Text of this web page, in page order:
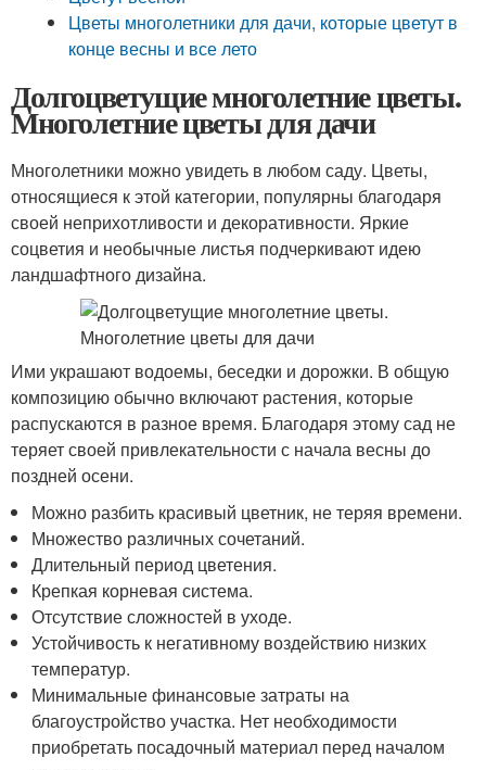
Цветы многолетники для дачи, которые цветут в
конце весны и все лето
Долгоцветущие многолетние цветы.
Многолетние цветы для дачи
Многолетники можно увидеть в любом саду. Цветы,
относящиеся к этой категории, популярны благодаря
своей неприхотливости и декоративности. Яркие
соцветия и необычные листья подчеркивают идею
ландшафтного дизайна.
Ими украшают водоемы, беседки и дорожки. В общую
композицию обычно включают растения, которые
распускаются в разное время. Благодаря этому сад не
теряет своей привлекательности с начала весны до
поздней осени.
Можно разбить красивый цветник, не теряя времени.
Множество различных сочетаний.
Длительный период цветения.
Крепкая корневая система.
Отсутствие сложностей в уходе.
Устойчивость к негативному воздействию низких
температур.
Минимальные финансовые затраты на
благоустройство участка. Нет необходимости
приобретать посадочный материал перед началом